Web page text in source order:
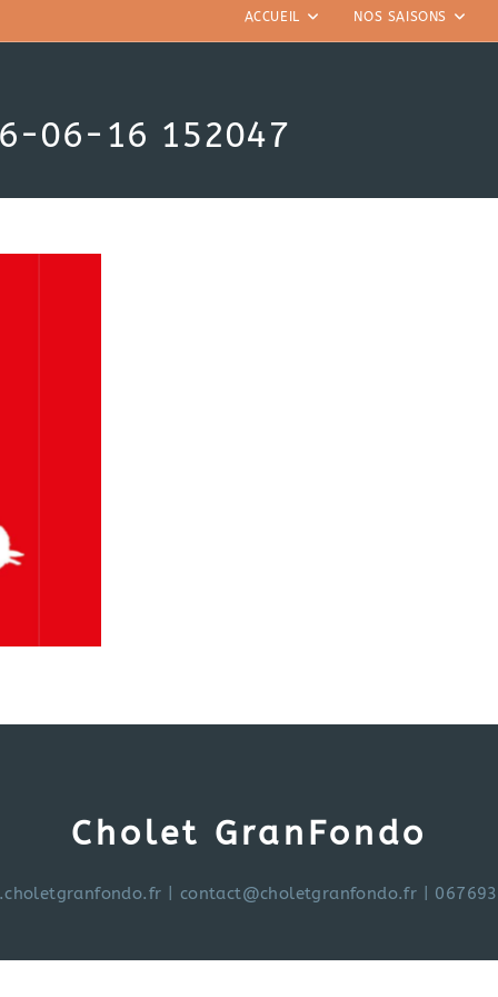
ACCUEIL NOS SAISONS
06-16 152047
Cholet GranFondo
contact@choletgranfondo.fr |